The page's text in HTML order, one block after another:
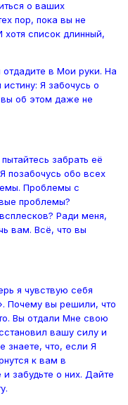
о ваших
пор, пока вы не
хотя список длинный,
в Мои руки. На
Я забочусь о
об этом даже не
забрать её
позабочусь обо всех
Проблемы с
проблемы?
Ради меня,
вам. Всё, что вы
я чувствую себя
Почему вы решили, что
Вы отдали Мне свою
вашу силу и
знаете, что, если Я
к вам в
забудьте о них. Дайте